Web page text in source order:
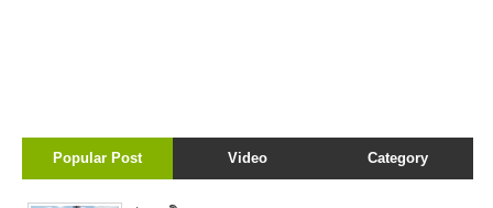
Popular Post Video Category